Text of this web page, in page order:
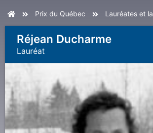
AccueilPrix du Québec Lauréates et
Réjean Ducharme
Lauréat